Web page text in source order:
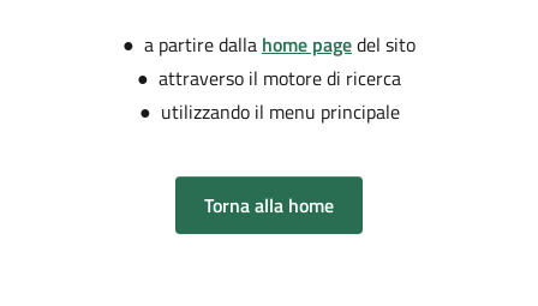
● a partire dalla home pagedel sito
● attraverso il motore di ricerca
● utilizzando il menu principale
Torna alla home